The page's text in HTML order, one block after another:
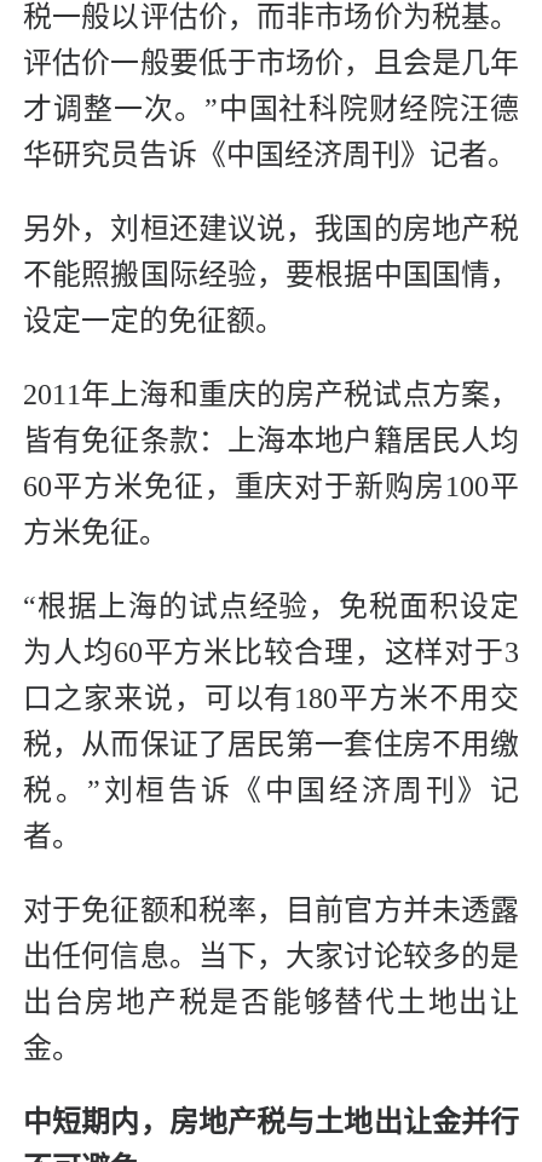
税一般以评估价，而非市场价为税基。
评估价一般要低于市场价，且会是几年
才调整一次。”中国社科院财经院汪德
华研究员告诉《中国经济周刊》记者。
另外，刘桓还建议说，我国的房地产税
不能照搬国际经验，要根据中国国情，
设定一定的免征额。
2011年上海和重庆的房产税试点方案，
皆有免征条款：上海本地户籍居民人均
60平方米免征，重庆对于新购房100平
方米免征。
“根据上海的试点经验，免税面积设定
为人均60平方米比较合理，这样对于3
口之家来说，可以有180平方米不用交
税，从而保证了居民第一套住房不用缴
税。”刘桓告诉《中国经济周刊》记
者。
对于免征额和税率，目前官方并未透露
出任何信息。当下，大家讨论较多的是
出台房地产税是否能够替代土地出让
金。
中短期内，房地产税与土地出让金并行